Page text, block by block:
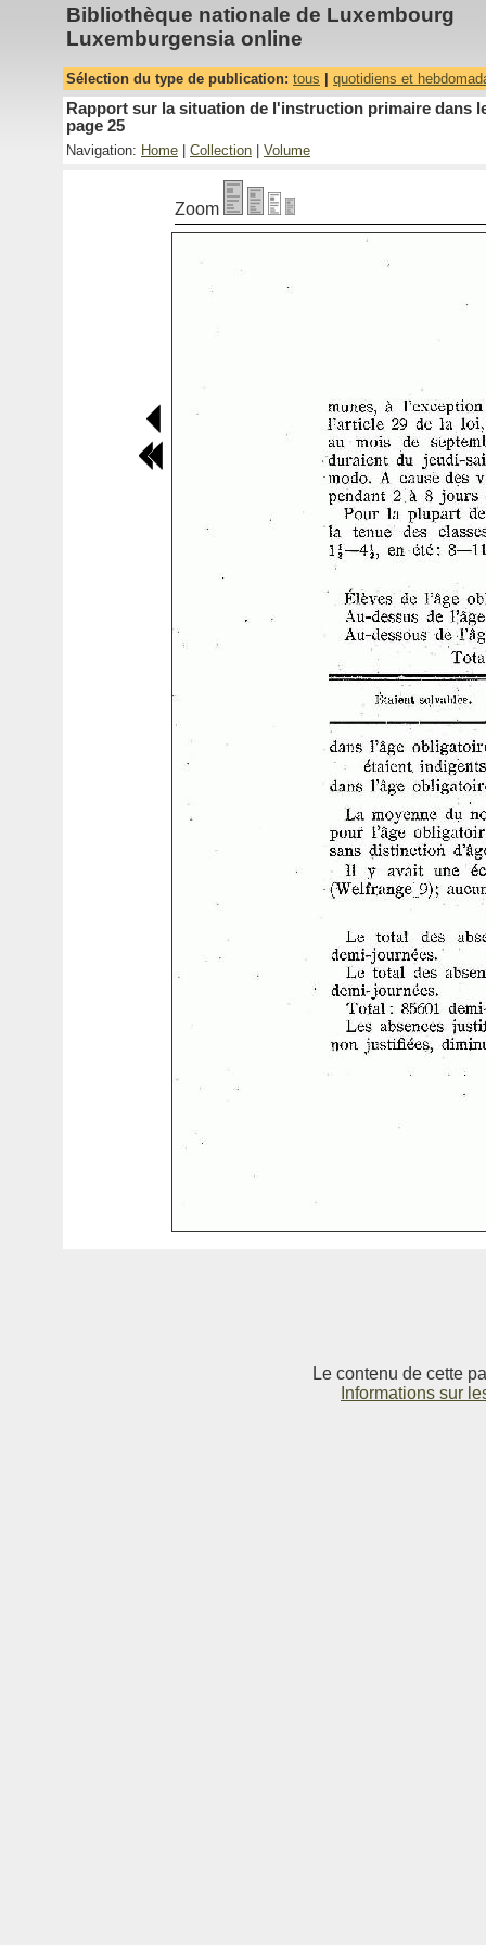
Bibliothèque nationale de Luxembourg
Luxemburgensia online
Sélection du type de publication: tous quotidiens et
Rapport sur la situation de l'instruction primaire dans
page 25
Navigation: Home Collection Volume
Zoom
Le contenu de cette
Informations sur